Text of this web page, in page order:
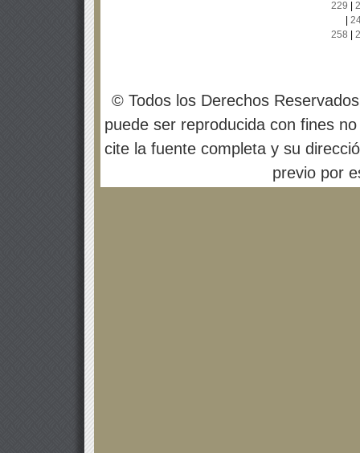
229
258
© Todos los Derechos
puede ser reproducida con fines
cite la fuente completa y su
previo por